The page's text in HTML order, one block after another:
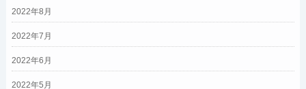
2022年8月
2022年7月
2022年6月
2022年5月